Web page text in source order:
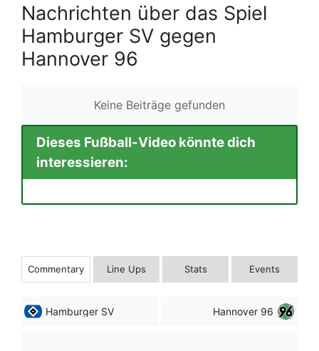
Nachrichten über das Spiel
Hamburger SV gegen
Hannover 96
Keine Beiträge gefunden
Dieses Fußball-Video könnte dich
interessieren:
Commentary Line Ups Stats Events
Hamburger SV Hannover 96